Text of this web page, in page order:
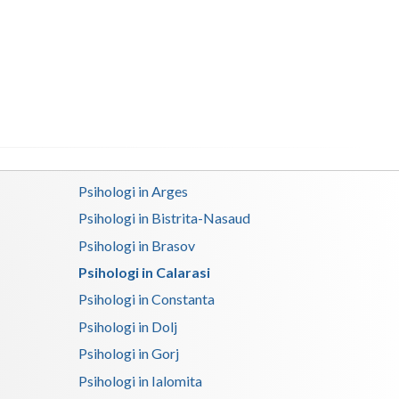
Covasna
Dambovita
Galati
Giurgiu
Gorj
Psihologi in Arges
Psihologi in Bistrita-Nasaud
Psihologi in Brasov
Psihologi in Calarasi
Psihologi in Constanta
Psihologi in Dolj
Psihologi in Gorj
Psihologi in Ialomita